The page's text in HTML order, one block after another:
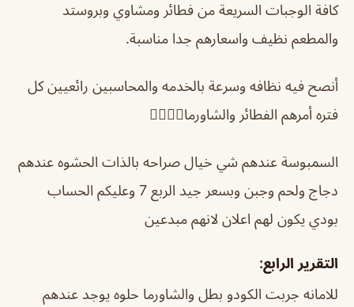
كافة الوجبات السريعة من فطائر ومشاوي وبروستد
والمطعم نظيف واسعارهم جدا مناسبة.
أنصح فيه نظافه وسرعة بالخدمه والمحاسبين رائعيين كل
فتره أمرهم الفطائر والشاورما👍🏻👍🏻
السمبوسة عندهم شي خيال صراحه بالذات الحشوه عندهم
دجاج ولحم وجبن وبسعر جيد الربع 7 وعليكم الحساب
بودي يكون لهم اعلان لانهم مبدعين
التقرير الرابع:
للامانه جربت الكودو بطل والشاورما حلوه يوجد عندهم